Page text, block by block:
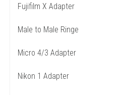
Fujifilm X Adapter
Male to Male Ringe
Micro 4/3 Adapter
Nikon 1 Adapter